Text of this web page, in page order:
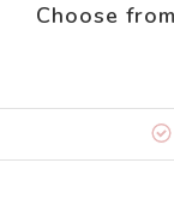
Choose